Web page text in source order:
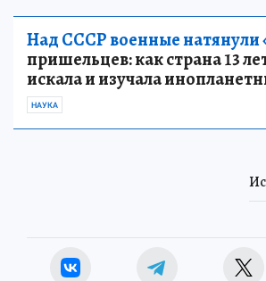
Над СССР военные натянули
пришельцев: как страна 13
искала и изучала
НАУКА